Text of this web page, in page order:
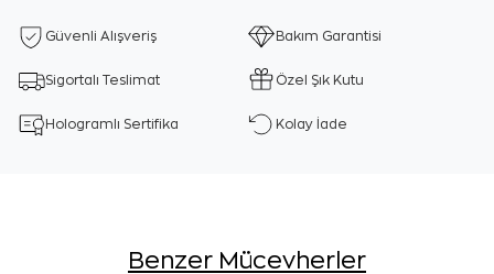
Güvenli Alışveriş Bakım Garantisi
Sigortalı Teslimat Özel Şık Kutu
Hologramlı Sertifika Kolay İade
Benzer Mücevherler